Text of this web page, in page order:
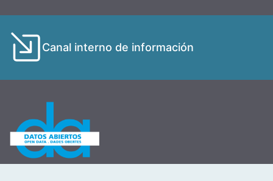
Canal interno de información